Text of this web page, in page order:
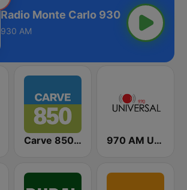
Radio Monte Carlo 930
930 AM
Carve 850 AM 970 AM Universal